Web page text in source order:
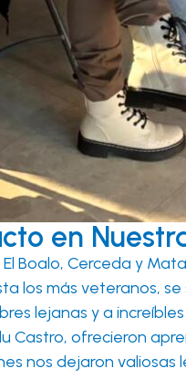
en
Boalo, Cerceda y
los más veteranos,
lejanas y a
Castro, ofrecieron
nos dejaron valiosas